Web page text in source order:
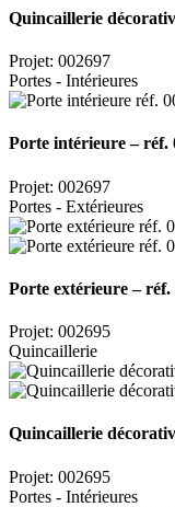
Quincaillerie
Projet: 002697
Portes - Intérieures
Porte intérieure – réf.
Projet: 002697
Portes - Extérieures
Porte extérieure – réf.
Projet: 002695
Quincaillerie
Quincaillerie
Projet: 002695
Portes - Intérieures